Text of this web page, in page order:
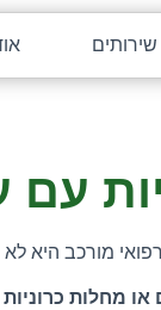
שירותים
מחלות כרוניות